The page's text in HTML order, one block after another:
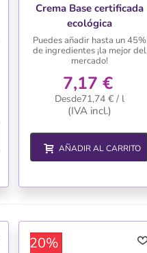
Crema Base certificada
ecológica
Puedes añadir hasta un 45%
de ingredientes ¡la mejor del
mercado!
7,17 €
Desde71,74 € / l
(IVA incl.)
AÑADIR AL CARRITO
-20%